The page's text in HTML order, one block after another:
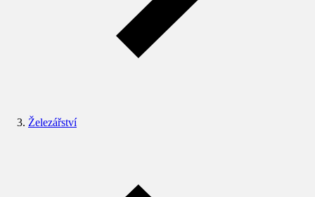
Železářství